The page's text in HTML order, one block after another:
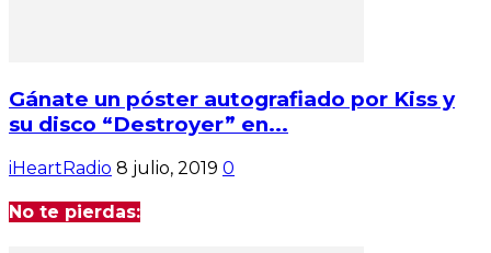
Gánate un póster autografiado por Kiss y
su disco “Destroyer” en...
iHeartRadio 8 julio, 2019 0
No te pierdas: